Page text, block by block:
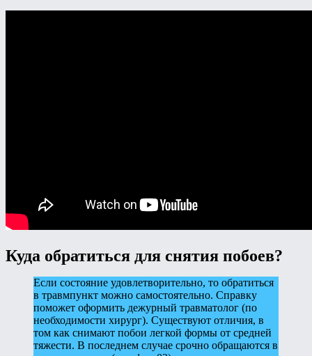
Куда обратиться для снятия побоев?
Если состояние удовлетворительно, то обратиться
в травмпункт можно самостоятельно. Справку
поможет оформить дежурный травматолог (по
необходимости хирург). Существуют отличия, в
том как снимают побои легкой формы от средней
тяжести. В последнем случае срочно обращаются в